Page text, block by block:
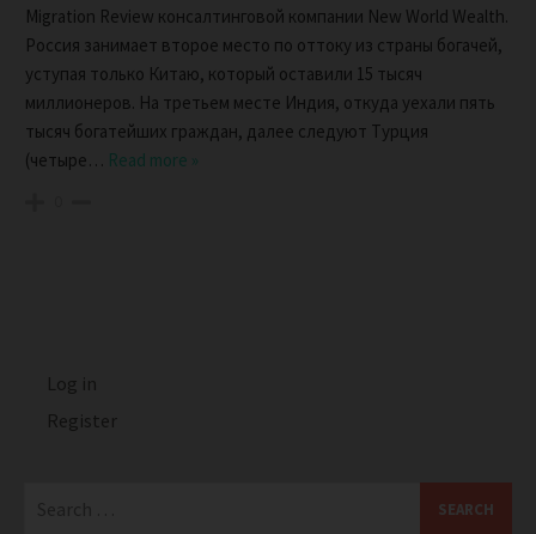
Migration Review консалтинговой компании New World Wealth.
Россия занимает второе место по оттоку из страны богачей,
уступая только Китаю, который оставили 15 тысяч
миллионеров. На третьем месте Индия, откуда уехали пять
тысяч богатейших граждан, далее следуют Турция
(четыре… Read more »
Log in
Register